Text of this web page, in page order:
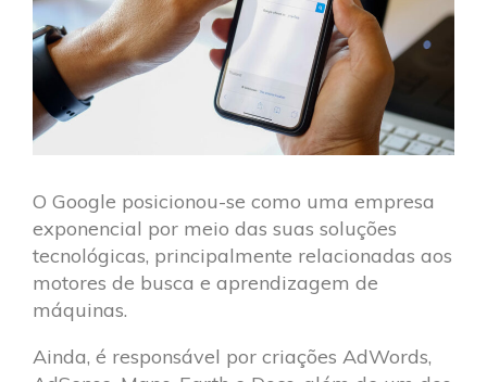
O Google posicionou-se como uma empresa
exponencial por meio das suas soluções
tecnológicas, principalmente relacionadas aos
motores de busca e aprendizagem de
máquinas.
Ainda, é responsável por criações AdWords,